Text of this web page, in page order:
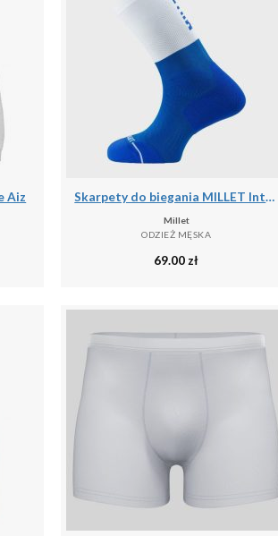
Aiz Skarpety do biegania MILLET Intense Crew Socks M
Millet
ODZIEŻ MĘSKA
69.00 zł